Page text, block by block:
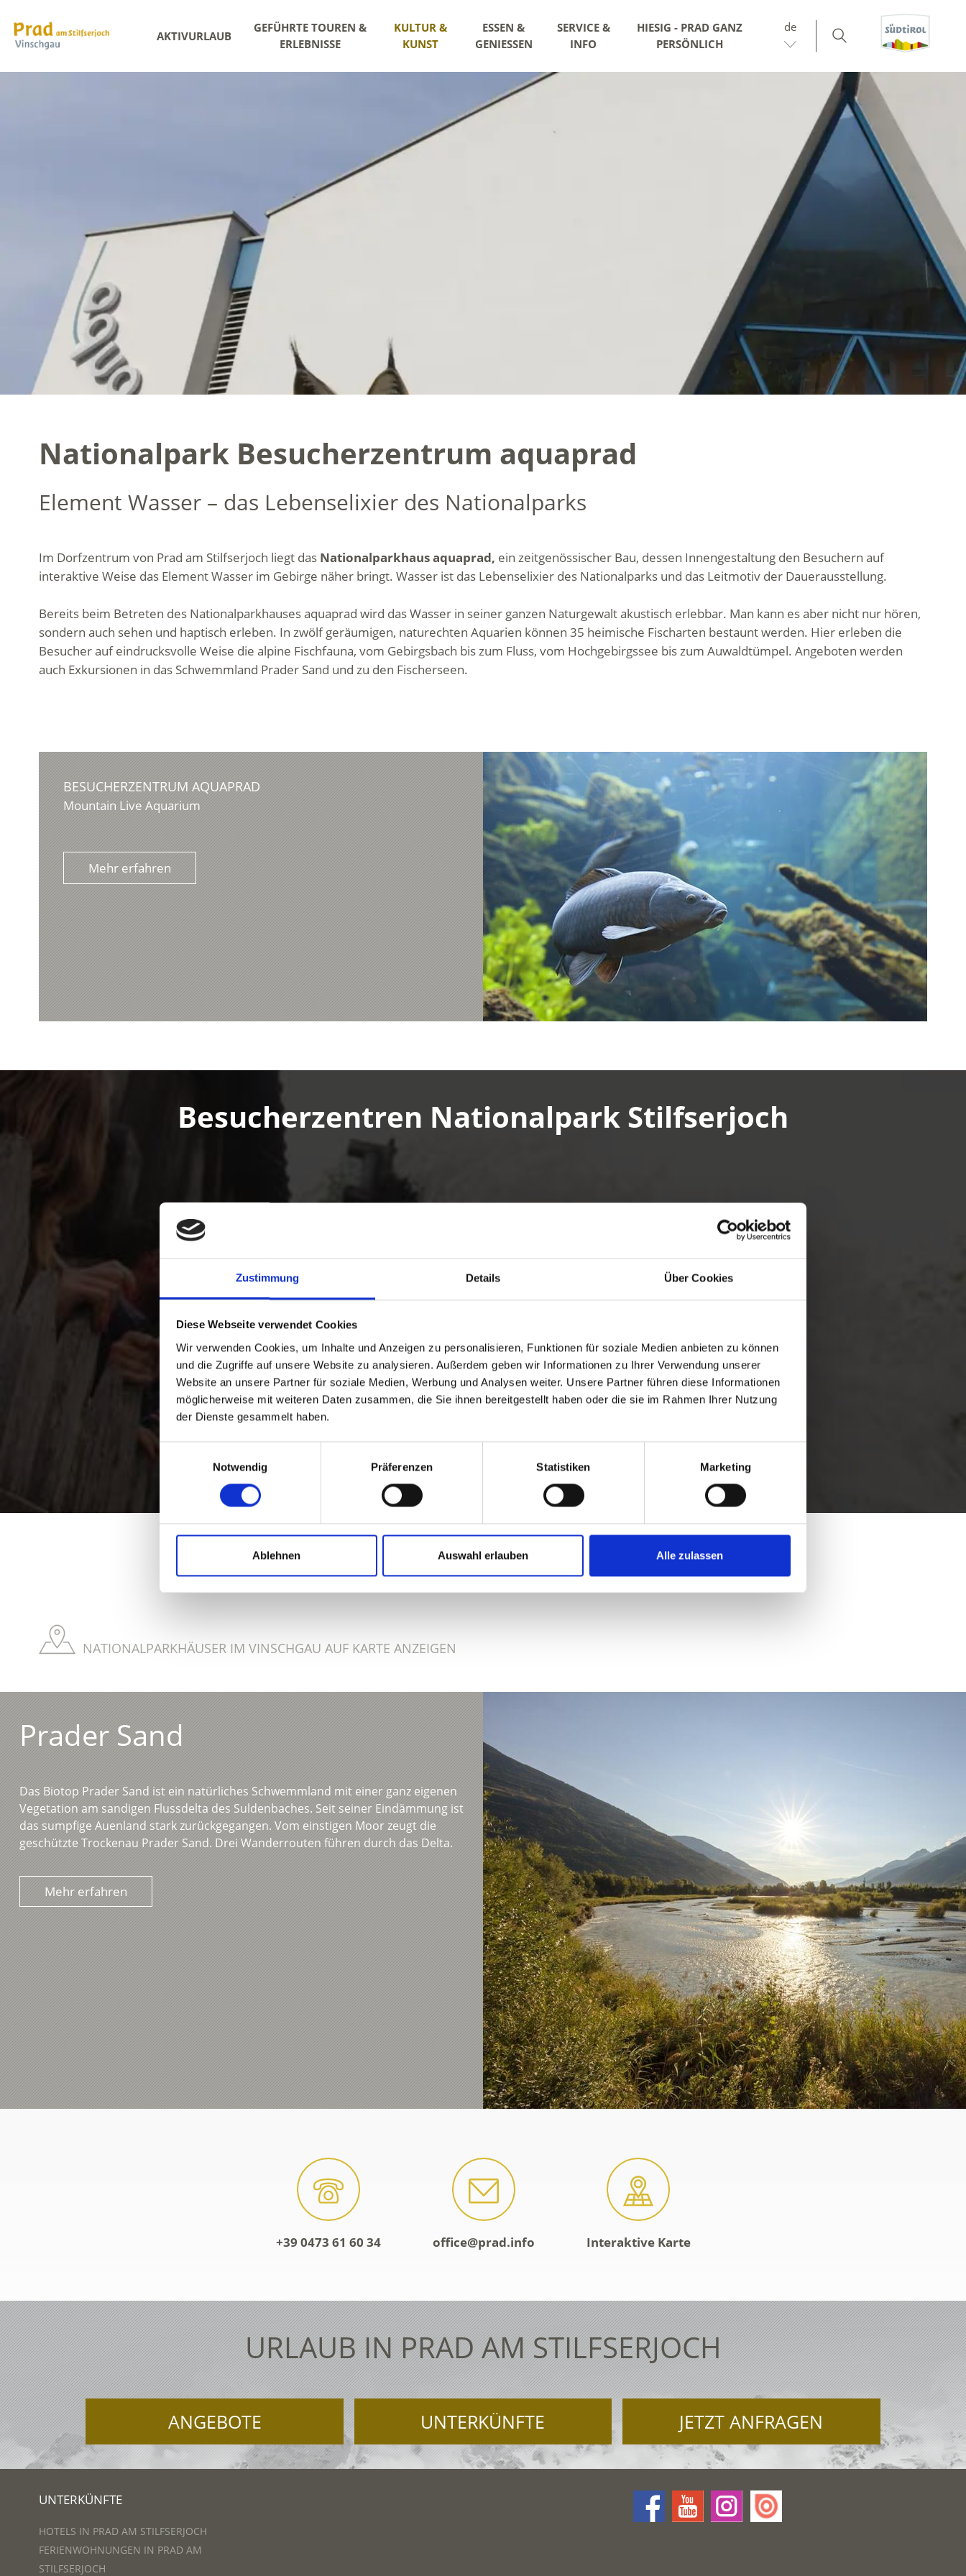
Zustimmung Details Über Cookies
Diese Webseite verwendet Cookies
Wir verwenden Cookies, um Inhalte und Anzeigen zu personalisieren, Funktionen für soziale Medien anbieten zu können
und die Zugriffe auf unsere Website zu analysieren. Außerdem geben wir Informationen zu Ihrer Verwendung unserer
Website an unsere Partner für soziale Medien, Werbung und Analysen weiter. Unsere Partner führen diese Informationen
möglicherweise mit weiteren Daten zusammen, die Sie ihnen bereitgestellt haben oder die sie im Rahmen Ihrer Nutzung
der Dienste gesammelt haben.
Notwendig
Präferenzen Statistiken Marketing
Ablehnen Auswahl erlauben Alle zulassen
AKTIVURLAUB
GEFÜHRTE TOUREN &
ERLEBNISSE
KULTUR &
KUNST
ESSEN &
GENIESSEN
SERVICE &
INFO
HIESIG - PRAD GANZ
PERSÖNLICH
de
Nationalpark Besucherzentrum aquaprad
Element Wasser – das Lebenselixier des Nationalparks
Im Dorfzentrum von Prad am Stilfserjoch liegt das Nationalparkhaus aquaprad, ein zeitgenössischer Bau, dessen Innengestaltung den Besuchern auf
interaktive Weise das Element Wasser im Gebirge näher bringt. Wasser ist das Lebenselixier des Nationalparks und das Leitmotiv der Dauerausstellung.
Bereits beim Betreten des Nationalparkhauses aquaprad wird das Wasser in seiner ganzen Naturgewalt akustisch erlebbar. Man kann es aber nicht nur hören,
sondern auch sehen und haptisch erleben. In zwölf geräumigen, naturechten Aquarien können 35 heimische Fischarten bestaunt werden. Hier erleben die
Besucher auf eindrucksvolle Weise die alpine Fischfauna, vom Gebirgsbach bis zum Fluss, vom Hochgebirgssee bis zum Auwaldtümpel. Angeboten werden
auch Exkursionen in das Schwemmland Prader Sand und zu den Fischerseen.
BESUCHERZENTRUM AQUAPRAD
Mountain Live Aquarium
Mehr erfahren
Besucherzentren Nationalpark Stilfserjoch
NATIONALPARKHÄUSER IM VINSCHGAU AUF KARTE ANZEIGEN
Prader Sand
Das Biotop Prader Sand ist ein natürliches Schwemmland mit einer ganz eigenen
Vegetation am sandigen Flussdelta des Suldenbaches. Seit seiner Eindämmung ist
das sumpfige Auenland stark zurückgegangen. Vom einstigen Moor zeugt die
geschützte Trockenau Prader Sand. Drei Wanderrouten führen durch das Delta.
Mehr erfahren
+39 0473 61 60 34 office@prad.info Interaktive Karte
URLAUB IN PRAD AM STILFSERJOCH
ANGEBOTE UNTERKÜNFTE JETZT ANFRAGEN
UNTERKÜNFTE
HOTELS IN PRAD AM STILFSERJOCH
FERIENWOHNUNGEN IN PRAD AM
STILFSERJOCH